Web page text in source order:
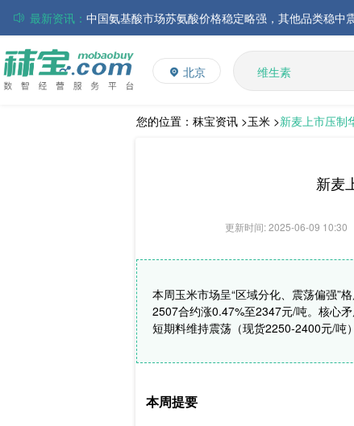
最新资讯：
磷酸氢钙市场行情走弱；小苏打和乳清粉市场价格稳
帝斯曼-芬美意发布2026年上半年业绩
巴斯夫集团发布2026年第二季度财务报告
丸红株式会社发布截至2026年6月30日前3个月的合
住友化学公布2026财年第一季度业绩
北京
L-赖氨酸硫酸盐
多维
多矿
维生素
饲料添加剂
您的位置： 秣宝资讯 >玉米 >新麦上市压制
新麦
更新时间: 2025-06-09 10:30
本周玉米市场呈“区域分化、震荡偏强”
2507合约涨0.47%至2347元/吨。核心
短期料维持震荡（现货2250-2400元/吨
本周提要